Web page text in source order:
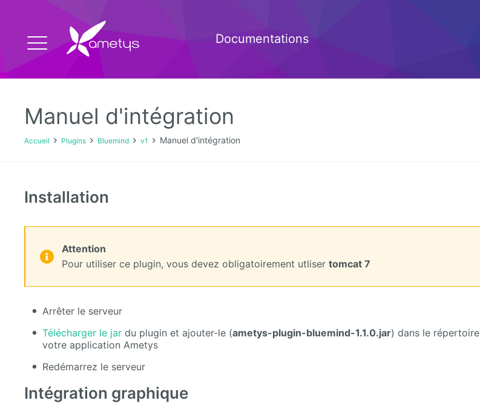
Documentations
Manuel d'intégration
Accueil Plugins Bluemind v1 Manuel d'intégration
Installation
Attention
Pour utiliser ce plugin, vous devez obligatoirement utliser tomcat 7
Arrêter le serveur
Télécharger le jar du plugin et ajouter-le (ametys-plugin-bluemind-1.1.0.jar) dans le répertoire
votre application Ametys
Redémarrez le serveur
Intégration graphique